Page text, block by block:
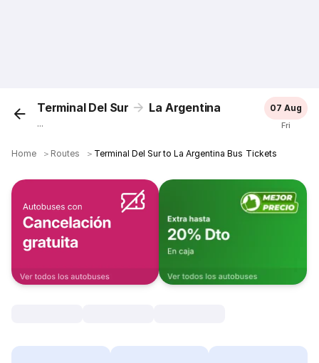
Terminal Del Sur La Argentina
...
07 Aug
Fri
Home ＞ Routes ＞ Terminal Del Sur to La Argentina Bus Tickets